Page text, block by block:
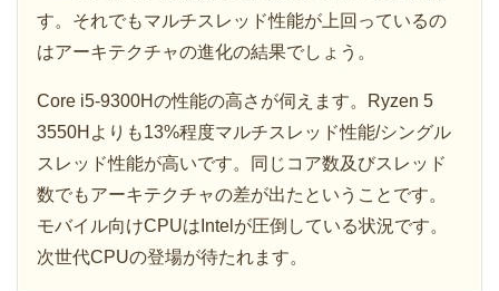
す。それでもマルチスレッド性能が上回っているの
はアーキテクチャの進化の結果でしょう。
Core i5-9300Hの性能の高さが伺えます。Ryzen 5
3550Hよりも13%程度マルチスレッド性能/シングル
スレッド性能が高いです。同じコア数及びスレッド
数でもアーキテクチャの差が出たということです。
モバイル向けCPUはIntelが圧倒している状況です。
次世代CPUの登場が待たれます。